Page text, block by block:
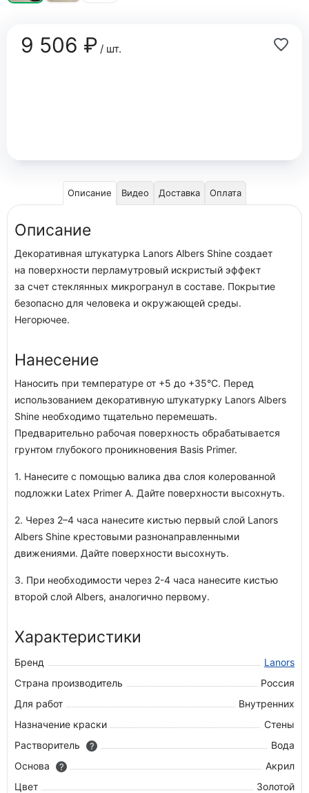
9 506 ₽/ шт.
Описание Видео Доставка Оплата
Описание
Декоративная штукатурка Lanors Albers Shine создает
на поверхности перламутровый искристый эффект
за счет стеклянных микрогранул в составе. Покрытие
безопасно для человека и окружающей среды.
Негорючее.
Нанесение
Наносить при температуре от +5 до +35°С. Перед
использованием декоративную штукатурку Lanors Albers
Shine необходимо тщательно перемешать.
Предварительно рабочая поверхность обрабатывается
грунтом глубокого проникновения Basis Primer.
1. Нанесите с помощью валика два слоя колерованной
подложки Latex Primer A. Дайте поверхности высохнуть.
2. Через 2–4 часа нанесите кистью первый слой Lanors
Albers Shine крестовыми разнонаправленными
движениями. Дайте поверхности высохнуть.
3. При необходимости через 2-4 часа нанесите кистью
второй слой Albers, аналогично первому.
Характеристики
Бренд
Lanors
Страна производитель
Россия
Для работ
Внутренних
Назначение краски
Стены
Растворитель
?
Вода
Основа
?
Акрил
Цвет
Золотой